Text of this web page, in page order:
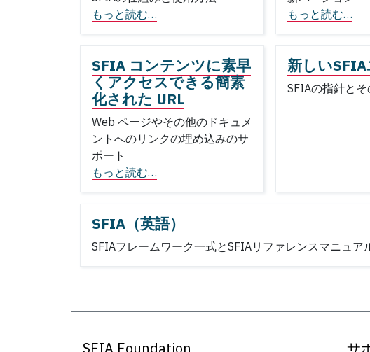
もっと読む…
もっと読む…
SFIA コンテンツに素早
くアクセスできる簡素
化された URL
Web ページやその他のドキュメ
ントへのリンクの埋め込みのサ
ポート
もっと読む…
新しい
SFIAの指針と
SFIA（英語）
SFIAフレームワーク一式とSFIAリファレンスマニュ